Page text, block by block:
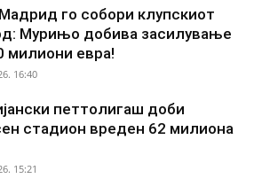
го собори клупскиот
Мурињо добива засилување
милиони евра!
16:40
петтолигаш доби
стадион вреден 62 милиона
15:21